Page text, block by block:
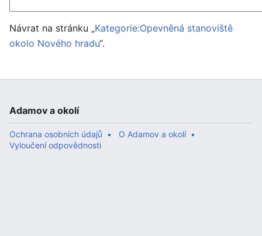
Návrat na stránku „Kategorie:Opevněná stanoviště
okolo Nového hradu“.
Adamov a okolí
Ochrana osobních údajů
O Adamov a okolí
Vyloučení odpovědnosti